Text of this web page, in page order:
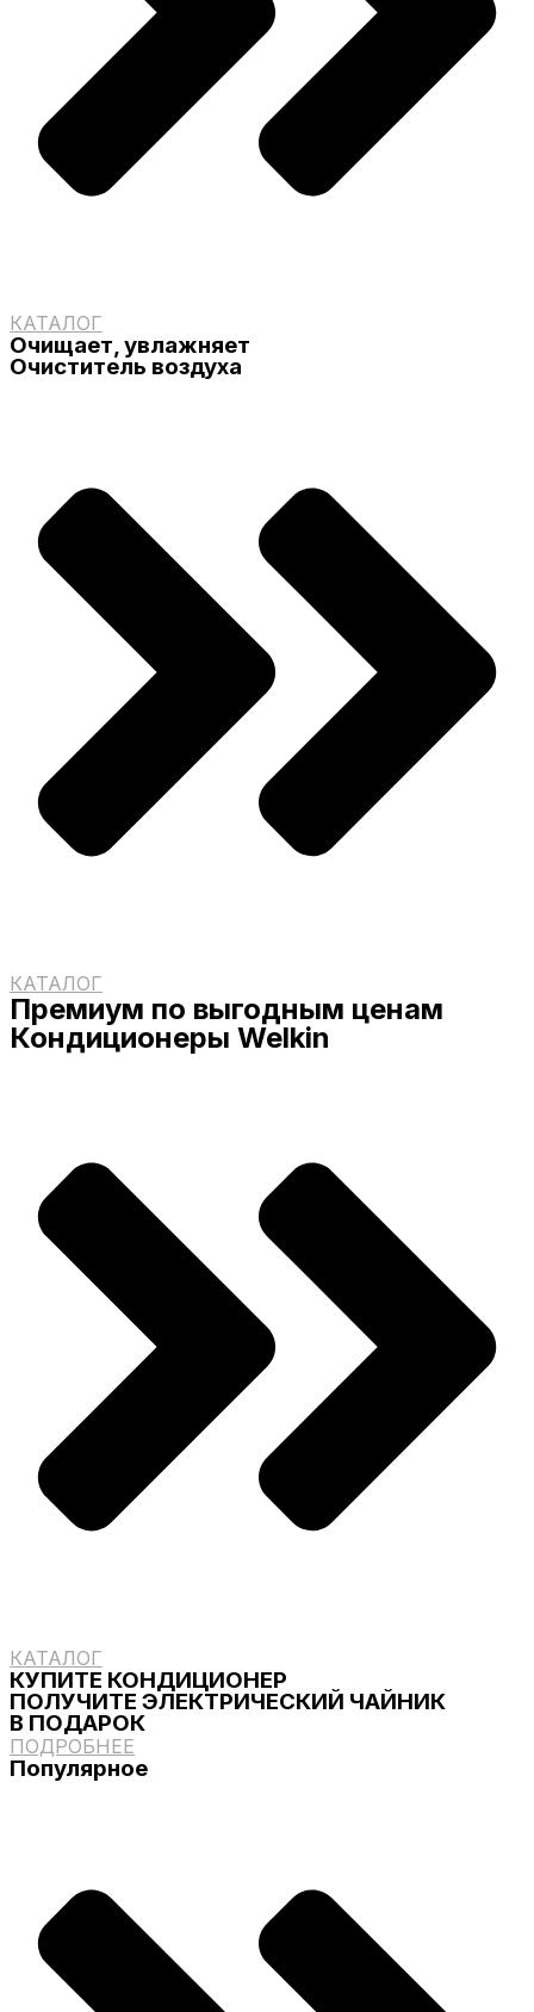
КАТАЛОГ
Очищает, увлажняет
Очиститель воздуха
КАТАЛОГ
Премиум по выгодным ценам
Кондиционеры Welkin
КАТАЛОГ
КУПИТЕ КОНДИЦИОНЕР
ПОЛУЧИТЕ ЭЛЕКТРИЧЕСКИЙ ЧАЙНИК
В ПОДАРОК
ПОДРОБНЕЕ
Популярное